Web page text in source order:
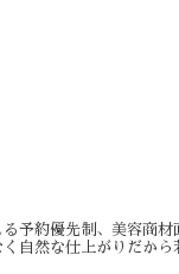
予約優先制、美容商
自然な仕上がりだから